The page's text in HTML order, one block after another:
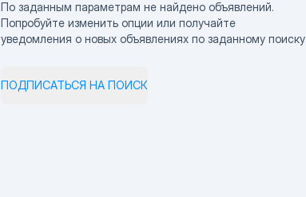
По заданным параметрам не найдено объявлений.
Попробуйте изменить опции или получайте
уведомления о новых объявлениях по заданному поиску
ПОДПИСАТЬСЯ НА ПОИСК